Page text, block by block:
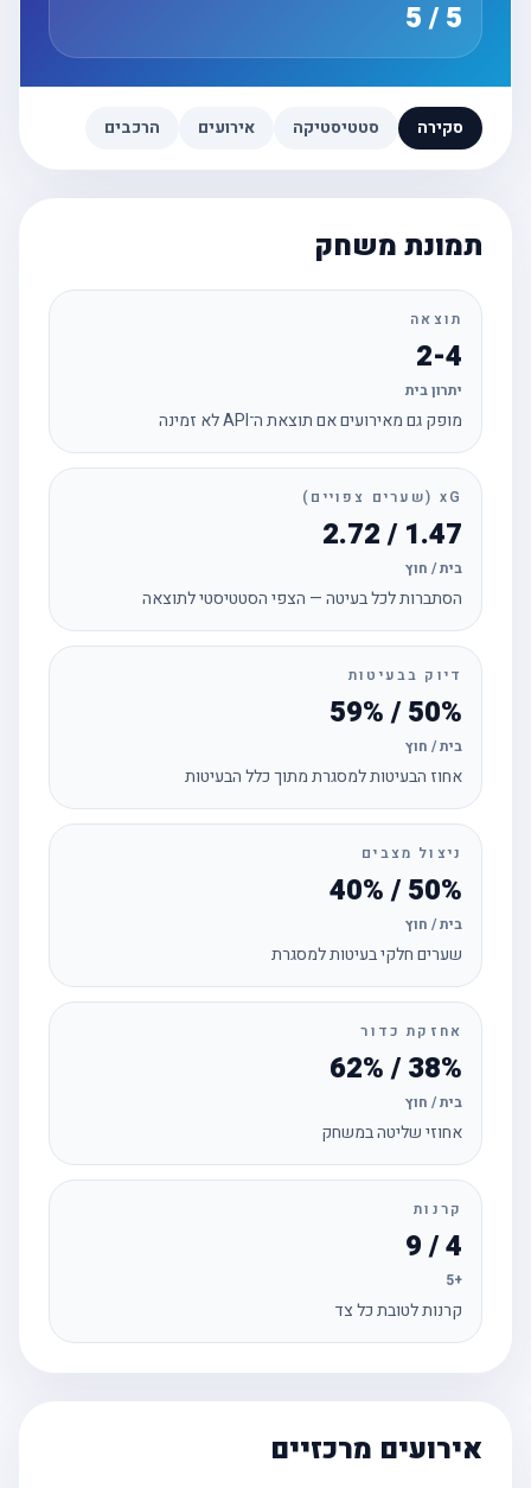
סקירה סטטיסטיקה אירועים הרכבים
תמונת משחק
תוצאה
2-4
יתרון בית
מופק גם מאירועים אם תוצאת ה־API לא זמינה
xG (שערים צפויים)
1.47 / 2.72
בית / חוץ
הסתברות לכל בעיטה — הצפי הסטטיסטי לתוצאה
דיוק בבעיטות
50% / 59%
בית / חוץ
אחוז הבעיטות למסגרת מתוך כלל הבעיטות
ניצול מצבים
50% / 40%
בית / חוץ
שערים חלקי בעיטות למסגרת
אחזקת כדור
38% / 62%
בית / חוץ
אחוזי שליטה במשחק
קרנות
קרנות לטובת כל צד
אירועים מרכזיים